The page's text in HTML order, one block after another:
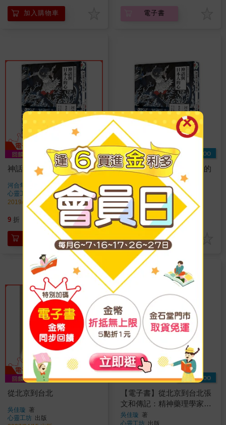
加入購物車 電子書
神話與日本人的心
河合隼雄
心靈工坊
出版
2019/10/17 出版
9 折 特價 495 元
加入購物車
Readmoo
【電子書】神話與日本人的
河合隼雄 著
心靈工坊
2019/10/17 出版
特價 385 元
電子書
從北京到台北
吳佳璇 著
心靈工坊 出版
Readmoo
【電子書】從北京到台北張
文和傳記：精神藥理學家張
文和的追尋
吳佳璇 著
心靈工坊 出版